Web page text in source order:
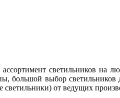
светильников на
большой выбор
от ведущих